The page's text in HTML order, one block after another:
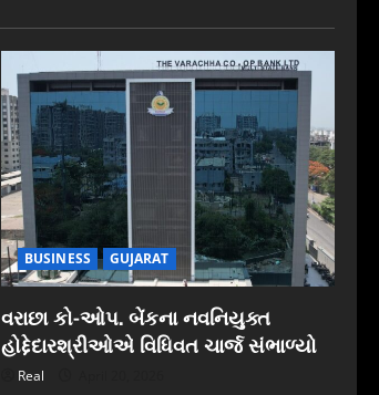
BUSINESS GUJARAT
વરાછા કો-ઓપ. બેંકના નવનિયુક્ત
હોદ્દેદારશ્રીઓએ વિધિવત ચાર્જ સંભાળ્યો
Real